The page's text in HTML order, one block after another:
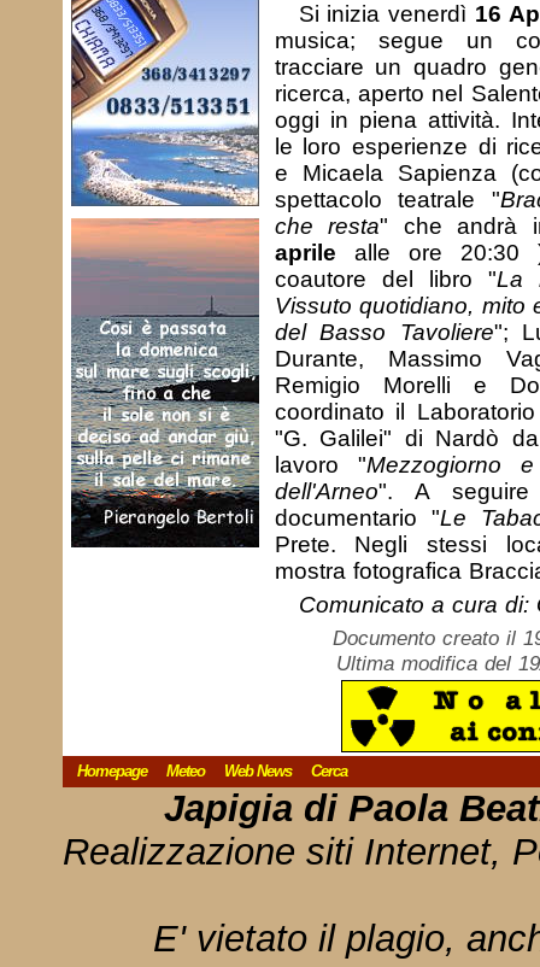
Si inizia venerdì 16
musica; segue un
tracciare un quadro
ricerca, aperto nel
oggi in piena attività.
le loro esperienze di
e Micaela Sapienza
spettacolo teatrale "
che resta" che andrà
aprile alle ore 20:30
coautore del libro "La
Vissuto quotidiano, mito
del Basso Tavoliere";
Durante, Massimo
Remigio Morelli e
coordinato il
"G. Galilei" di Nardò
lavoro "Mezzogiorno
dell'Arneo". A seguire
documentario "Le
Prete. Negli stessi
mostra fotografica
Comunicato a cura di:
Documento creato il
Ultima modifica del
Homepage Meteo Web News Cerca
Japigia di Paola
Realizzazione siti Internet,
E' vietato il plagio,